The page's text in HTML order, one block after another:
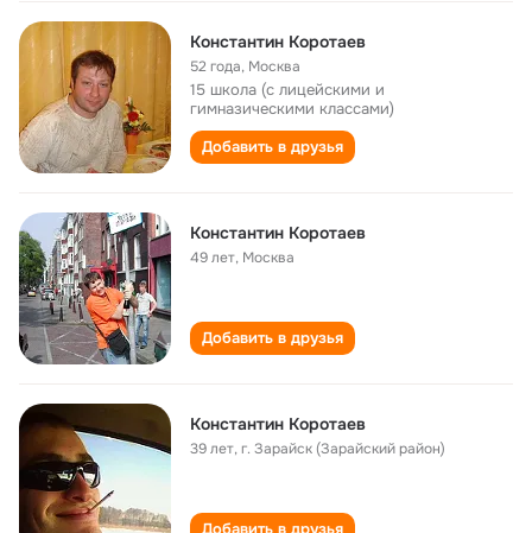
Константин Коротаев
52 года, Москва
15 школа (с лицейскими и
гимназическими классами)
Добавить в друзья
Константин Коротаев
49 лет, Москва
Добавить в друзья
Константин Коротаев
39 лет,г. Зарайск (Зарайский район)
Добавить в друзья